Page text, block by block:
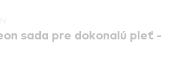
sada pre dokonalú pleť -